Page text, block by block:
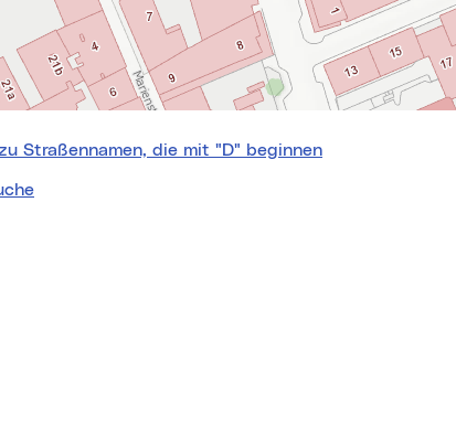
Straßennamen, die mit "D" beginnen